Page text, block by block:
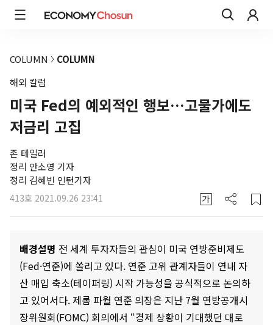
COLUMN
COLUMN
해외 칼럼
미국 Fed의 예외적인 행보…고물가에도
저금리 고집
존 테일러
정리 안소영 기자
정리 김혜빈 인턴기자
413호 2021.09.26 23:41
배경설명 전 세계 투자자들의 관심이 미국 연방준비제도
(Fed·연준)에 쏠리고 있다. 연준 고위 관계자들이 연내 자
산 매입 축소(테이퍼링) 시작 가능성을 공식적으로 논의하
고 있어서다. 제롬 파월 연준 의장은 지난 7월 연방공개시
장위원회(FOMC) 회의에서 “경제 상황이 기대했던 대로